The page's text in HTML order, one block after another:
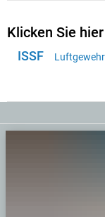
Klicken Sie
ISSF